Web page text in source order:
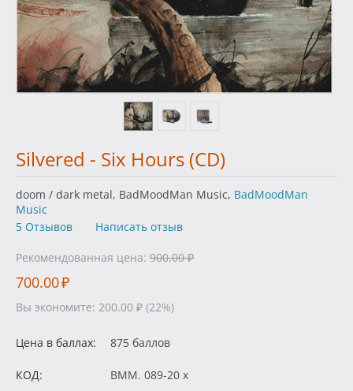
Silvered - Six Hours (CD)
doom / dark metal, BadMoodMan Music, BadMoodMan
Music
5 Отзывов
Написать отзыв
Рекомендованная цена: 900.00 ₽
700.00₽
Вы экономите: 200.00 ₽ (22%)
Цена в баллах: 875 баллов
КОД:
BMM. 089-20 x